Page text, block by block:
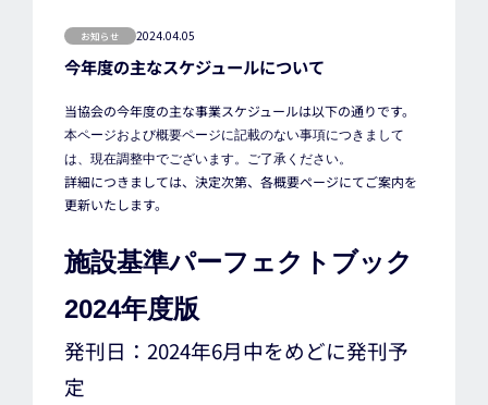
お知らせ 2024.04.05
今年度の主なスケジュールについて
当協会の今年度の主な事業スケジュールは以下の通りです。
本ページおよび概要ページに記載のない事項につきまして
は、現在調整中でございます。ご了承ください。
詳細につきましては、決定次第、各概要ページにてご案内を
更新いたします。
施設基準パーフェクトブック
2024年度版
発刊日：2024年6月中をめどに発刊予
定